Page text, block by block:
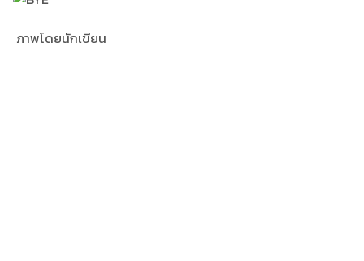
ภาพโดยนักเขียน